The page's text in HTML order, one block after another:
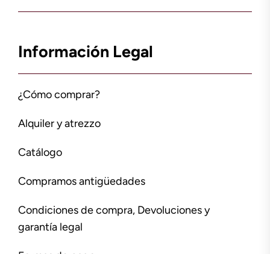
Información Legal
¿Cómo comprar?
Alquiler y atrezzo
Catálogo
Compramos antigüedades
Condiciones de compra, Devoluciones y
garantía legal